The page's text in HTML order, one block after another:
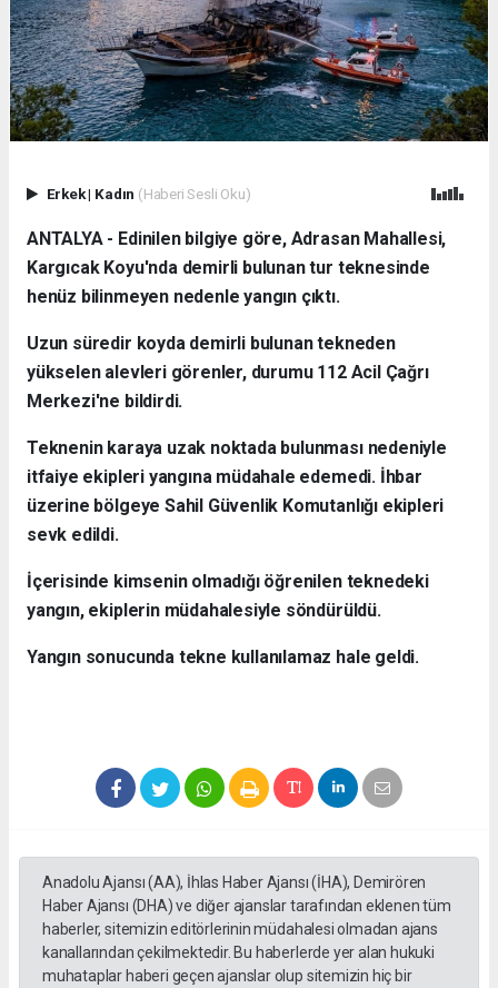
Erkek| Kadın (Haberi Sesli Oku)
ANTALYA - Edinilen bilgiye göre, Adrasan Mahallesi,
Kargıcak Koyu'nda demirli bulunan tur teknesinde
henüz bilinmeyen nedenle yangın çıktı.
Uzun süredir koyda demirli bulunan tekneden
yükselen alevleri görenler, durumu 112 Acil Çağrı
Merkezi'ne bildirdi.
Teknenin karaya uzak noktada bulunması nedeniyle
itfaiye ekipleri yangına müdahale edemedi. İhbar
üzerine bölgeye Sahil Güvenlik Komutanlığı ekipleri
sevk edildi.
İçerisinde kimsenin olmadığı öğrenilen teknedeki
yangın, ekiplerin müdahalesiyle söndürüldü.
Yangın sonucunda tekne kullanılamaz hale geldi.
Anadolu Ajansı (AA), İhlas Haber Ajansı (İHA), Demirören
Haber Ajansı (DHA) ve diğer ajanslar tarafından eklenen tüm
haberler, sitemizin editörlerinin müdahalesi olmadan ajans
kanallarından çekilmektedir. Bu haberlerde yer alan hukuki
muhataplar haberi geçen ajanslar olup sitemizin hiç bir